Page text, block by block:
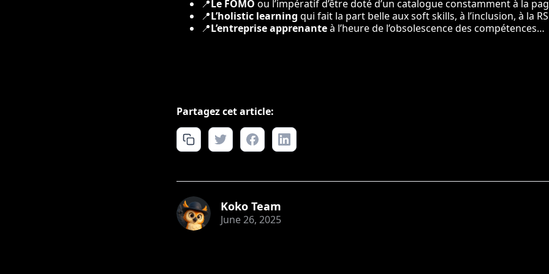
📍Le FOMO ou l’impératif d’être doté d’un catalogue constamment à la
📍L’holistic learning qui fait la part belle aux soft skills, à l’inclusion, à la
📍L’entreprise apprenanteà l’heure de l’obsolescence des compétences…
Partagez cet article:
Koko Team
June 26, 2025